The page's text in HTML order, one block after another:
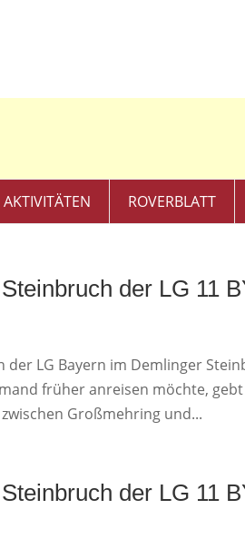
AKTIVITÄTEN ROVERBLATT
der LG 11
LG Bayern im Demlinger
früher anreisen möchte,
Großmehring und...
der LG 11